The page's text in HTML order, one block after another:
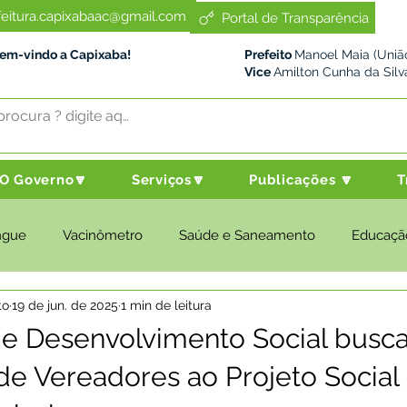
Portal de Transparência
vindo a Capixaba! Prefeito Manoel Maia
ViceAmilton Cunha da
O Governo🔽 Serviços🔽 Publicações 🔽
Vacinômetro Saúde e Saneamento
e Meio Ambiente Desenvolvimento Social
e Governo Políticas Públicas Nota de Pesar
Desenvolvimento Social
Vereadores ao Projeto
19 de jun. de 2025 1 min de leitura